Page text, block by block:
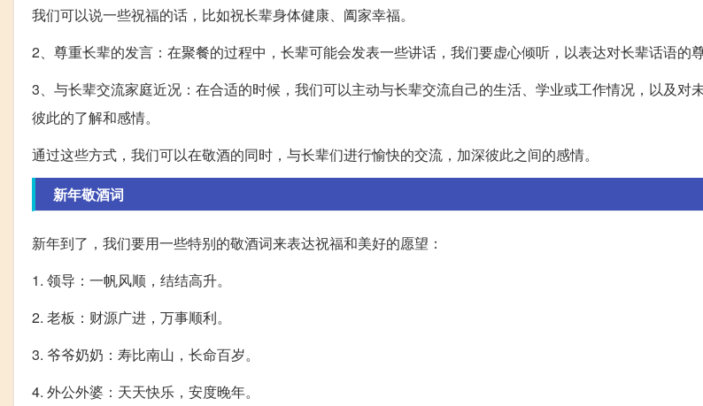
我们可以说一些祝福的话，比如祝长辈身体健康、阖家幸福。
2、尊重长辈的发言：在聚餐的过程中，长辈可能会发表一些讲话，我们要虚心倾听，以表达对长辈话语的尊
3、与长辈交流家庭近况：在合适的时候，我们可以主动与长辈交流自己的生活、学业或工作情况，以及对
彼此的了解和感情。
通过这些方式，我们可以在敬酒的同时，与长辈们进行愉快的交流，加深彼此之间的感情。
新年敬酒词
新年到了，我们要用一些特别的敬酒词来表达祝福和美好的愿望：
1. 领导：一帆风顺，结结高升。
2. 老板：财源广进，万事顺利。
3. 爷爷奶奶：寿比南山，长命百岁。
4. 外公外婆：天天快乐，安度晚年。